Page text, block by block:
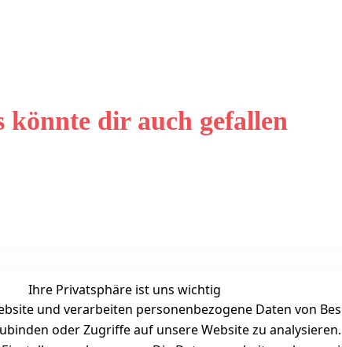
könnte dir auch gefallen
Ihre Privatsphäre ist uns wichtig
und verarbeiten personenbezogene Daten von
oder Zugriffe auf unsere Website zu
Unternehmen
Bewertung